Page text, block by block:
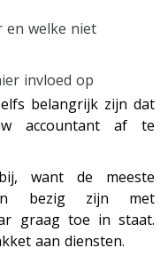
en welke niet
invloed op
belangrijk zijn dat
accountant af te
want de meeste
bezig zijn met
graag toe in staat.
aan diensten.